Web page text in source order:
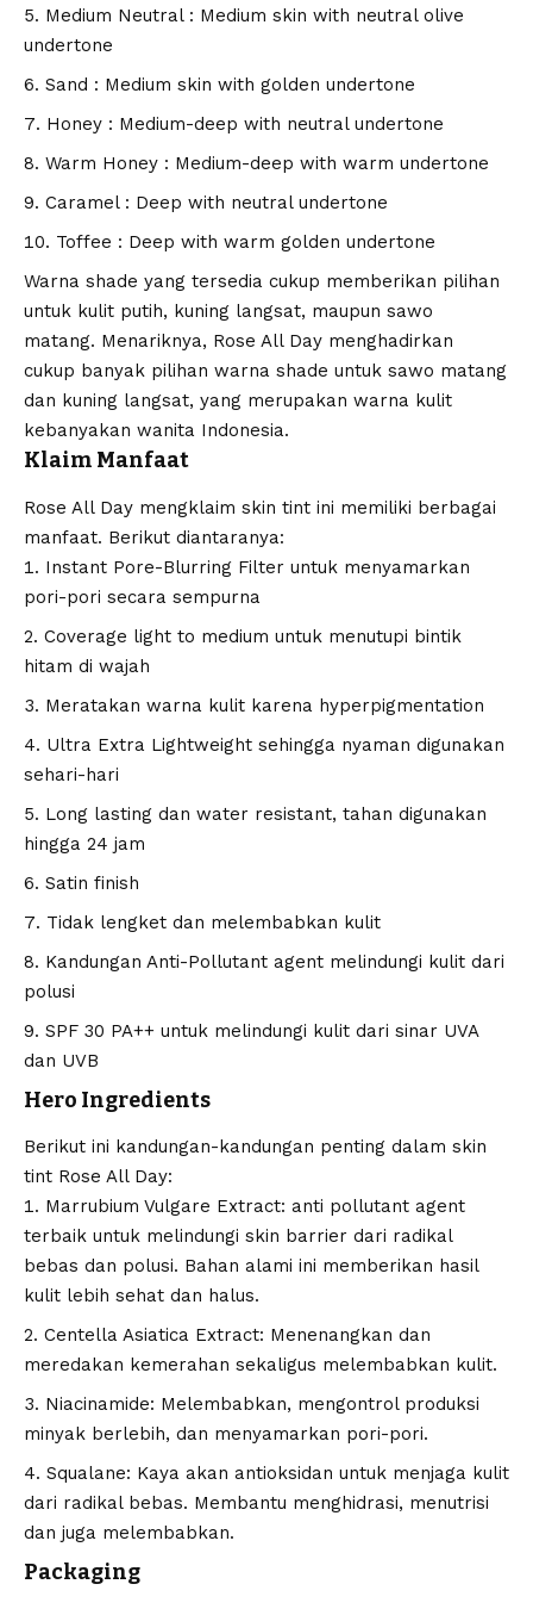
Medium Neutral : Medium skin with neutral olive
undertone
Sand : Medium skin with golden undertone
Honey : Medium-deep with neutral undertone
Warm Honey : Medium-deep with warm undertone
Caramel : Deep with neutral undertone
Toffee : Deep with warm golden undertone
Warna shade yang tersedia cukup memberikan pilihan
untuk kulit putih, kuning langsat, maupun sawo
matang. Menariknya, Rose All Day menghadirkan
cukup banyak pilihan warna shade untuk sawo matang
dan kuning langsat, yang merupakan warna kulit
kebanyakan wanita Indonesia.
Klaim Manfaat
Rose All Day mengklaim skin tint ini memiliki berbagai
manfaat. Berikut diantaranya:
Instant Pore-Blurring Filter untuk menyamarkan
pori-pori secara sempurna
Coverage light to medium untuk menutupi bintik
hitam di wajah
Meratakan warna kulit karena hyperpigmentation
Ultra Extra Lightweight sehingga nyaman digunakan
sehari-hari
Long lasting dan water resistant, tahan digunakan
hingga 24 jam
Satin finish
Tidak lengket dan melembabkan kulit
Kandungan Anti-Pollutant agent melindungi kulit dari
polusi
SPF 30 PA++ untuk melindungi kulit dari sinar UVA
dan UVB
Hero Ingredients
Berikut ini kandungan-kandungan penting dalam skin
tint Rose All Day:
Marrubium Vulgare Extract: anti pollutant agent
terbaik untuk melindungi skin barrier dari radikal
bebas dan polusi. Bahan alami ini memberikan hasil
kulit lebih sehat dan halus.
Centella Asiatica Extract: Menenangkan dan
meredakan kemerahan sekaligus melembabkan kulit.
Niacinamide: Melembabkan, mengontrol produksi
minyak berlebih, dan menyamarkan pori-pori.
Squalane: Kaya akan antioksidan untuk menjaga kulit
dari radikal bebas. Membantu menghidrasi, menutrisi
dan juga melembabkan.
Packaging